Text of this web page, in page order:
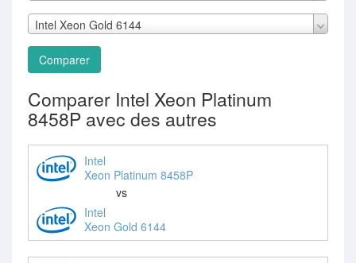
Intel Xeon Gold 6144
Comparer
Comparer Intel Xeon Platinum
8458P avec des autres
Intel
Xeon Platinum 8458P
vs
Intel
Xeon Gold 6144